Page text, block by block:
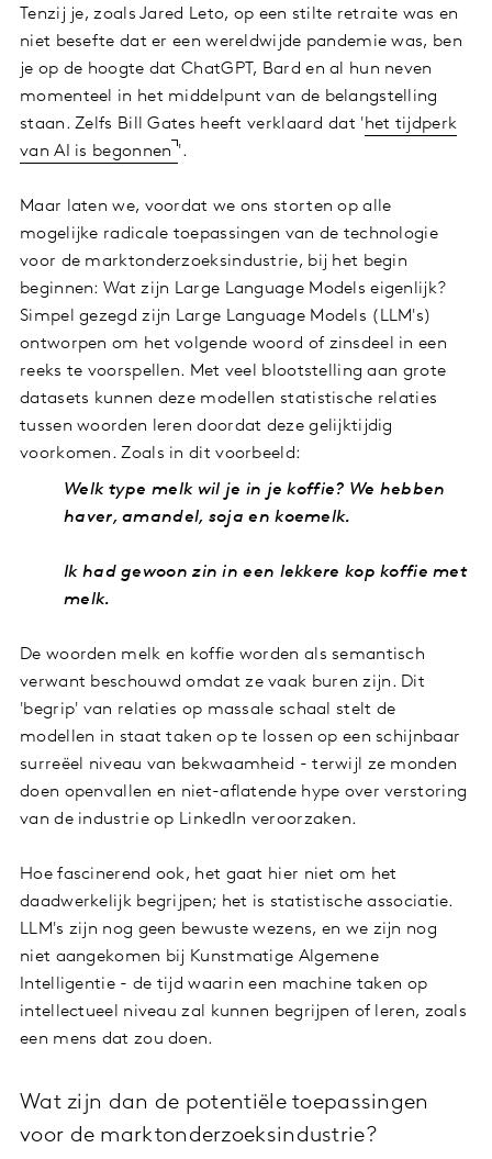
Tenzij je, zoals Jared Leto, op een stilte retraite was en
niet besefte dat er een wereldwijde pandemie was, ben
je op de hoogte dat ChatGPT, Bard en al hun neven
momenteel in het middelpunt van de belangstelling
staan. Zelfs Bill Gates heeft verklaard dat 'het tijdperk
van AI is begonnen '.
Maar laten we, voordat we ons storten op alle
mogelijke radicale toepassingen van de technologie
voor de marktonderzoeksindustrie, bij het begin
beginnen: Wat zijn Large Language Models eigenlijk?
Simpel gezegd zijn Large Language Models (LLM's)
ontworpen om het volgende woord of zinsdeel in een
reeks te voorspellen. Met veel blootstelling aan grote
datasets kunnen deze modellen statistische relaties
tussen woorden leren doordat deze gelijktijdig
voorkomen. Zoals in dit voorbeeld:
Welk type melk wil je in je koffie? We hebben
haver, amandel, soja en koemelk.
Ik had gewoon zin in een lekkere kop koffie met
melk.
De woorden melk en koffie worden als semantisch
verwant beschouwd omdat ze vaak buren zijn. Dit
'begrip' van relaties op massale schaal stelt de
modellen in staat taken op te lossen op een schijnbaar
surreëel niveau van bekwaamheid - terwijl ze monden
doen openvallen en niet-aflatende hype over verstoring
van de industrie op LinkedIn veroorzaken.
Hoe fascinerend ook, het gaat hier niet om het
daadwerkelijk begrijpen; het is statistische associatie.
LLM's zijn nog geen bewuste wezens, en we zijn nog
niet aangekomen bij Kunstmatige Algemene
Intelligentie - de tijd waarin een machine taken op
intellectueel niveau zal kunnen begrijpen of leren, zoals
een mens dat zou doen.
Wat zijn dan de potentiële toepassingen
voor de marktonderzoeksindustrie?